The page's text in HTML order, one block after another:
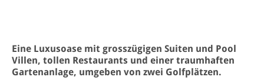
Eine Luxusoase mit grosszügigen Suiten und Pool
Villen, tollen Restaurants und einer traumhaften
Gartenanlage, umgeben von zwei Golfplätzen.